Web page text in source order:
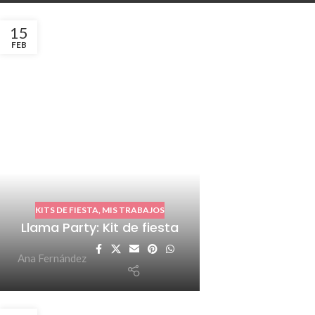
15
FEB
KITS DE FIESTA MIS TRABAJOS
Llama Party: Kit de fiesta
Ana Fernández